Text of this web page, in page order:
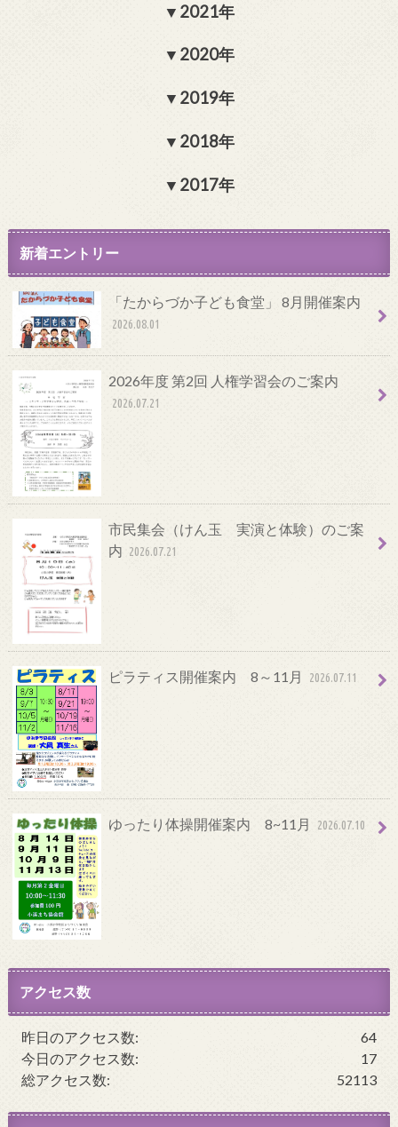
2021年
2020年
2019年
2018年
2017年
新着エントリー
「たからづか子ども食堂」 8月開催案内
2026.08.01
2026年度 第2回 人権学習会のご案内
2026.07.21
市民集会（けん玉 実演と体験）のご案
内 2026.07.21
ピラティス開催案内 8～11月 2026.07.11
ゆったり体操開催案内 8~11月 2026.07.10
アクセス数
64
昨日のアクセス数:
17
今日のアクセス数:
52113
総アクセス数: